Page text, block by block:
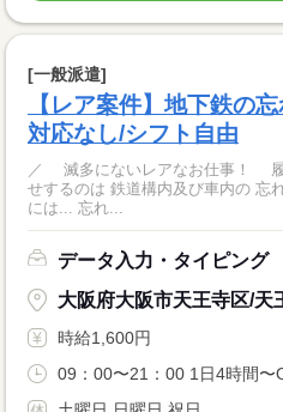
[一般派遣]
【レア案件】地下鉄の
対応なし/シフト自由
／ 滅多にないレアなお仕事！ 履歴書不要&即勤務OK！ ＼ お任
せするのは 鉄道構内及び車内の 忘れ物
には... 忘れ...
データ入力・タイピング
大阪府大阪市天王寺区/天
時給1,600円
09：00〜21：00 1日4時間〜